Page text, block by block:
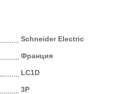
Schneider Electric
Франция
LC1D
3P